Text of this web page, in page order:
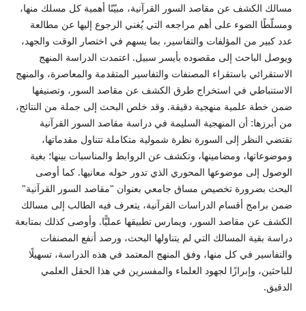
مسالك الكشف عن مقاصد السور القرآنية، مبيّنًا أهمية كل مسلك منها،
ومسلّطًا الضوء على أهم مراجعه التي يُغني الرجوع إليها عن مطالعة
عدد كبير من المؤلفات والتفاسير، بما يسهم في اختصار الوقت والجهد،
ويوصل الباحث إلى مقصوده بأيسر سبيل. اعتمدت الدراسة المنهج
الاستقرائي باستقراء المصنفات والتفاسير المتقدمة والمعاصرة، والمنهج
الاستنباطي في استخراج طرق الكشف عن مقاصد السور، وتصنيفها
ضمن خطة علمية منهجية دقيقة. وقد خلص البحث إلى جملة من النتائج،
من أبرزها: أن المنهجية السليمة في دراسة مقاصد السور القرآنية
تقتضي النظر إلى السورة نظرة شمولية متكاملة تتناول مقدماتها،
وموضوعاتها، ومضامينها، وتكشف عن الروابط والمناسبات بينها؛ بغية
الوصول إلى موضوعها المحوري الذي تدور حوله معانيها. كما أوصى
البحث بضرورة تخصيص مساق جامعي بعنوان "مقاصد السور القرآنية"
ضمن برامج أقسام الدراسات القرآنية، يتعرف فيه الطالب إلى مسالك
الكشف عن مقاصد السور، ويمارس تطبيقها عمليًّا. وأوصى كذلك بمتابعة
دراسة بقية المسالك التي لم يتناولها البحث، ورصد أنفع المصنفات
والتفاسير في كل منها، وفق المنهج المعتمد في هذه الدراسة، تسهيلًا
للباحثين، وإبرازًا لجهود العلماء والمفسرين في هذا الحقل العلمي
الدقيق.